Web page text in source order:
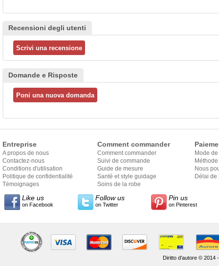
Recensioni degli utenti
Domande e Risposte
Entreprise
A propos de nous
Contactez-nous
Conditions d'utilisation
Politique de confidentialité
Témoignages
Comment commander
Comment commander
Suivi de commande
Guide de mesure
Santé et style guidage
Soins de la robe
Mode
Nous
Délai de
Like us
on Facebook
Follow us
on Twitter
Pin us
on Pinterest
Diritto d'autore © 2014